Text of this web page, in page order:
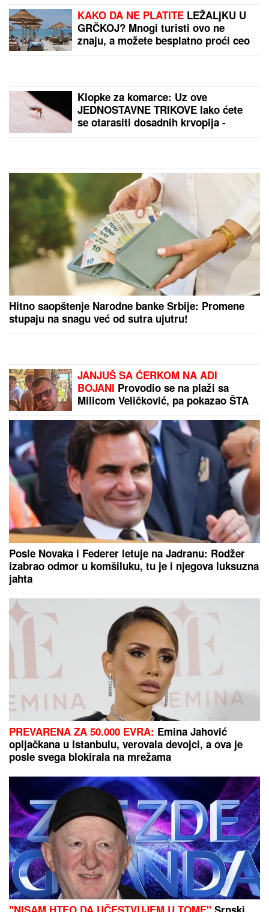
KAKO DA NE PLATITE LEŽALjKU U
GRČKOJ? Mnogi turisti ovo ne
znaju, a možete besplatno proći ceo
Klopke za komarce: Uz ove
JEDNOSTAVNE TRIKOVE lako ćete
se otarasiti dosadnih krvopija -
Hitno saopštenje Narodne banke Srbije: Promene
stupaju na snagu već od sutra ujutru!
JANJUŠ SA ĆERKOM NA ADI
BOJANI Provodio se na plaži sa
Milicom Veličković, pa pokazao ŠTA
tetovaža koju je posvetio naslednici
(FOTO)
Posle Novaka i Federer letuje na Jadranu: Rodžer
izabrao odmor u komšiluku, tu je i njegova luksuzna
jahta
PREVARENA ZA 50.000 EVRA: Emina Jahović
opljačkana u Istanbulu, verovala devojci, a ova je
posle svega blokirala na mrežama